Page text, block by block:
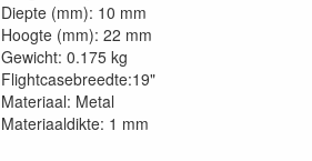
Diepte (mm): 10 mm
Hoogte (mm): 22 mm
Gewicht: 0.175 kg
Flightcasebreedte:19"
Materiaal: Metal
Materiaaldikte: 1 mm